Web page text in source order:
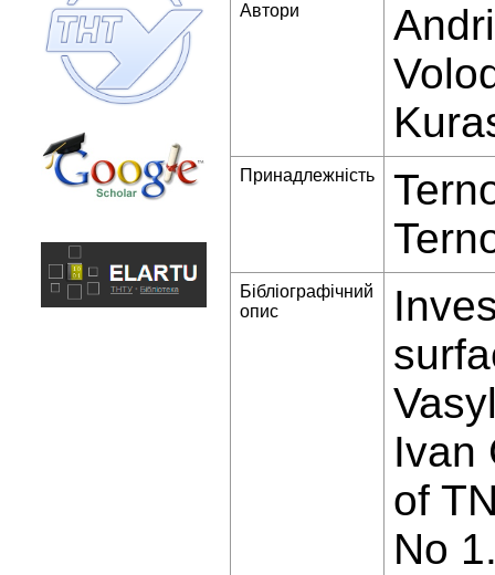
Автори
Принадлежність
Бібліографічний
опис
Ivan
of
No